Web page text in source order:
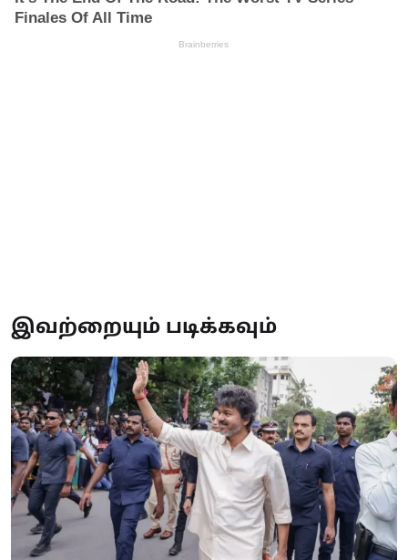
இவற்றையும் படிக்கவும்